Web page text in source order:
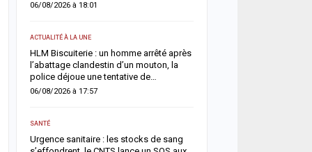
06/08/2026 à 18:01
ACTUALITÉ À LA UNE
HLM Biscuiterie : un homme arrêté après
l’abattage clandestin d’un mouton, la
police déjoue une tentative de…
06/08/2026 à 17:57
SANTÉ
Urgence sanitaire : les stocks de sang